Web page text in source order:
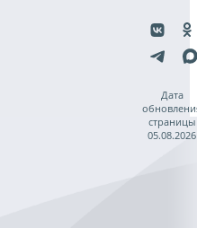
Дата
страницы
05.08.2026